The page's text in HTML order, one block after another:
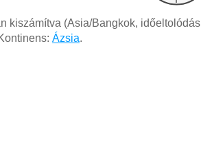
kiszámítva (Asia/Bangkok, időeltolódás
Ázsia.